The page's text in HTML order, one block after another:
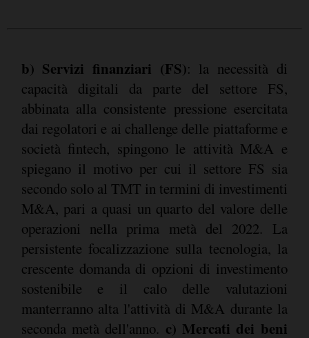
b) Servizi finanziari (FS): la necessità di
capacità digitali da parte del settore FS,
abbinata alla consistente pressione esercitata
dai regolatori e ai challenge delle piattaforme e
società fintech, spingono le attività M&A e
spiegano il motivo per cui il settore FS sia
secondo solo al TMT in termini di investimenti
M&A, pari a quasi un quarto del valore delle
operazioni nella prima metà del 2022. La
persistente focalizzazione sulla tecnologia, la
crescente domanda di opzioni di investimento
sostenibile e il calo delle valutazioni
manterranno alta l'attività di M&A durante la
seconda metà dell'anno. c) Mercati dei beni